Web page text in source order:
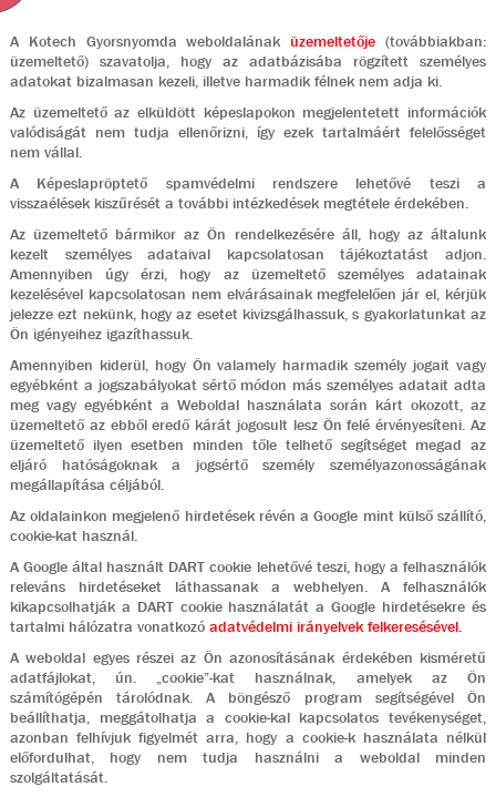
A Kotech Gyorsnyomda weboldalának üzemeltetője (továbbiakban:
üzemeltető) szavatolja, hogy az adatbázisába rögzített személyes
adatokat bizalmasan kezeli, illetve harmadik félnek nem adja ki.
Az üzemeltető az elküldött képeslapokon megjelentetett információk
valódiságát nem tudja ellenőrizni, így ezek tartalmáért felelősséget
nem vállal.
A Képeslapröptető spamvédelmi rendszere lehetővé teszi a
visszaélések kiszűrését a további intézkedések megtétele érdekében.
Az üzemeltető bármikor az Ön rendelkezésére áll, hogy az általunk
kezelt személyes adataival kapcsolatosan tájékoztatást adjon.
Amennyiben úgy érzi, hogy az üzemeltető személyes adatainak
kezelésével kapcsolatosan nem elvárásainak megfelelően jár el, kérjük
jelezze ezt nekünk, hogy az esetet kivizsgálhassuk, s gyakorlatunkat az
Ön igényeihez igazíthassuk.
Amennyiben kiderül, hogy Ön valamely harmadik személy jogait vagy
egyébként a jogszabályokat sértő módon más személyes adatait adta
meg vagy egyébként a Weboldal használata során kárt okozott, az
üzemeltető az ebből eredő kárát jogosult lesz Ön felé érvényesíteni. Az
üzemeltető ilyen esetben minden tőle telhető segítséget megad az
eljáró hatóságoknak a jogsértő személy személyazonosságának
megállapítása céljából.
Az oldalainkon megjelenő hirdetések révén a Google mint külső szállító,
cookie-kat használ.
A Google által használt DART cookie lehetővé teszi, hogy a felhasználók
releváns hirdetéseket láthassanak a webhelyen. A felhasználók
kikapcsolhatják a DART cookie használatát a Google hirdetésekre és
tartalmi hálózatra vonatkozó adatvédelmi irányelvek felkeresésével.
A weboldal egyes részei az Ön azonosításának érdekében kisméretű
adatfájlokat, ún. „cookie”-kat használnak, amelyek az Ön
számítógépén tárolódnak. A böngésző program segítségével Ön
beállíthatja, meggátolhatja a cookie-kal kapcsolatos tevékenységet,
azonban felhívjuk figyelmét arra, hogy a cookie-k használata nélkül
előfordulhat, hogy nem tudja használni a weboldal minden
szolgáltatását.